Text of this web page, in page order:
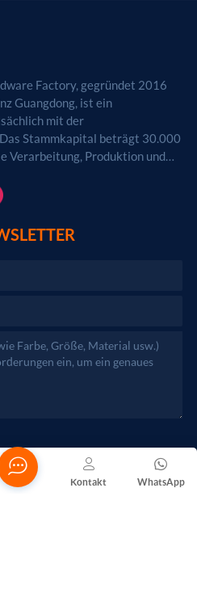
Factory, gegründet 2016
Guangdong, ist ein
mit der
Stammkapital beträgt 30.000
Verarbeitung, Produktion und
dürfen die
Genehmigung durch die
werden.)
WhatsApp
Kontakt